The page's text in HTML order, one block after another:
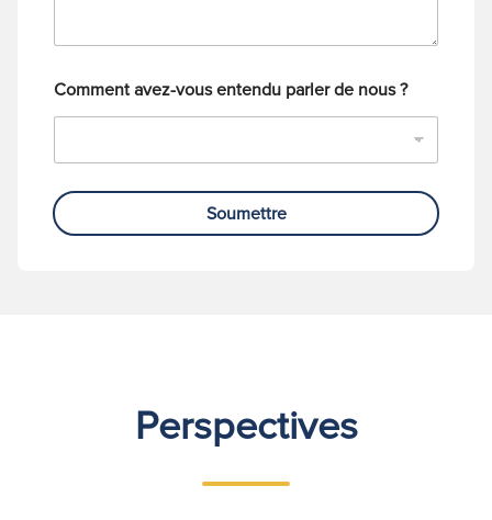
n
Comment avez-vous entendu parler de nous ?
Soumettre
Perspectives